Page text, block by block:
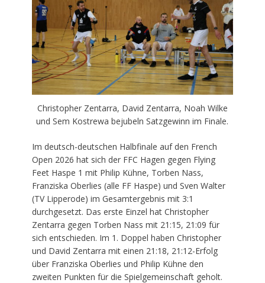
Christopher Zentarra, David Zentarra, Noah Wilke
und Sem Kostrewa bejubeln Satzgewinn im Finale.
Im deutsch-deutschen Halbfinale auf den French
Open 2026 hat sich der FFC Hagen gegen Flying
Feet Haspe 1 mit Philip Kühne, Torben Nass,
Franziska Oberlies (alle FF Haspe) und Sven Walter
(TV Lipperode) im Gesamtergebnis mit 3:1
durchgesetzt. Das erste Einzel hat Christopher
Zentarra gegen Torben Nass mit 21:15, 21:09 für
sich entschieden. Im 1. Doppel haben Christopher
und David Zentarra mit einen 21:18, 21:12-Erfolg
über Franziska Oberlies und Philip Kühne den
zweiten Punkten für die Spielgemeinschaft geholt.